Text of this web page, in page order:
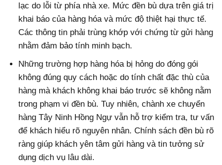
lạc do lỗi từ phía nhà xe. Mức đền bù dựa trên giá trị
khai báo của hàng hóa và mức độ thiệt hại thực tế.
Các thông tin phải trùng khớp với chứng từ gửi hàng
nhằm đảm bảo tính minh bạch.
Những trường hợp hàng hóa bị hỏng do đóng gói
không đúng quy cách hoặc do tính chất đặc thù của
hàng mà khách không khai báo trước sẽ không nằm
trong phạm vi đền bù. Tuy nhiên, chành xe chuyển
hàng Tây Ninh Hồng Ngự vẫn hỗ trợ kiểm tra, tư vấn
để khách hiểu rõ nguyên nhân. Chính sách đền bù rõ
ràng giúp khách yên tâm gửi hàng và tin tưởng sử
dụng dịch vụ lâu dài.